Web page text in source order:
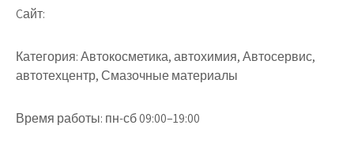
Cайт:
Категория:Автокосметика, автохимия, Автосервис,
автотехцентр, Смазочные материалы
Время работы: пн-сб 09:00–19:00